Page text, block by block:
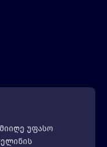
უფასო